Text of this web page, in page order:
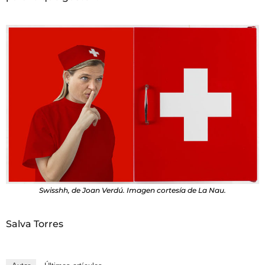
Swisshh, de Joan Verdú. Imagen cortesía de La Nau.
Salva Torres